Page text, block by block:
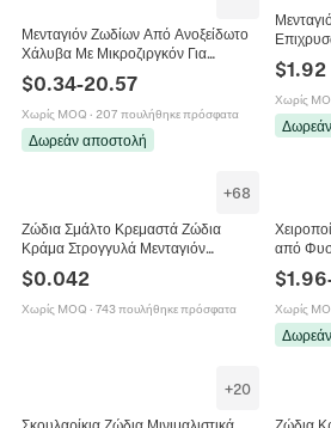
Μενταγιόν Ζωδίων Από Ανοξείδωτο
Χάλυβα Με Μικροζιργκόν Για
Χειροποίητα Κοσμήματα Και
Αξεσουάρ Κολιέ Μινιμαλιστική
Σχεδίαση
$0.34-20.57
Χωρίς MOQ · 207 πουλήθηκε πρόσφατα
Δωρεάν αποστολή
$1.92
Χωρίς
+68
Ζώδια Σμάλτο Κρεμαστά Ζώδια
Κράμα Στρογγυλά Μενταγιόν
Αστερισμού Για DIY Κατασκευή
Κοσμημάτων Βραχιόλι Κολιέ
Αξεσουάρ
$0.042
Χωρίς MOQ · 743 πουλήθηκε πρόσφατα
από
Unisex
Οκτώ
$1.96
Χωρίς
+20
Σκουλαρίκια Ζώδια Μινιμαλιστικά Ζώδια